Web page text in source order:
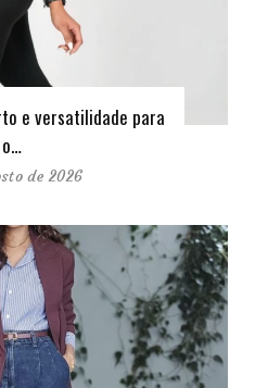
e versatilidade para
o…
de 2026